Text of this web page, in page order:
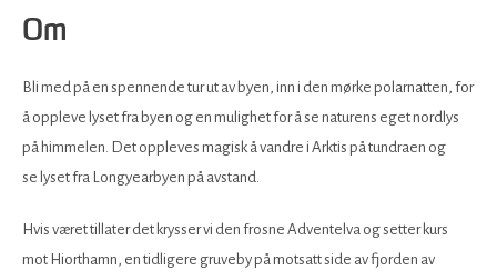
Om
Bli med på en spennende tur ut av byen, inn i den mørke polarnatten, for
å oppleve lyset fra byen og en mulighet for å se naturens eget nordlys
på himmelen. Det oppleves magisk å vandre i Arktis på tundraen og
se lyset fra Longyearbyen på avstand.
Hvis været tillater det krysser vi den frosne Adventelva og setter kurs
mot Hiorthamn, en tidligere gruveby på motsatt side av fjorden av